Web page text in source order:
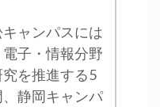
ャンパスには
子・情報分野
を推進する5
静岡キャンパ